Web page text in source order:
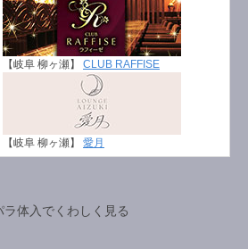
【岐阜 柳ヶ瀬】 CLUB RAFFISE
【岐阜 柳ヶ瀬】 愛月
ラ体入でくわしく見る